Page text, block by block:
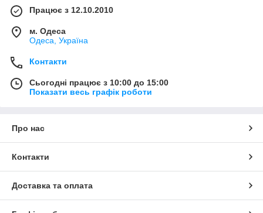
Працює з 12.10.2010
м. Одеса
Одеса, Україна
Контакти
Сьогодні працює з 10:00 до 15:00
Показати весь графік роботи
Про нас
Контакти
Доставка та оплата